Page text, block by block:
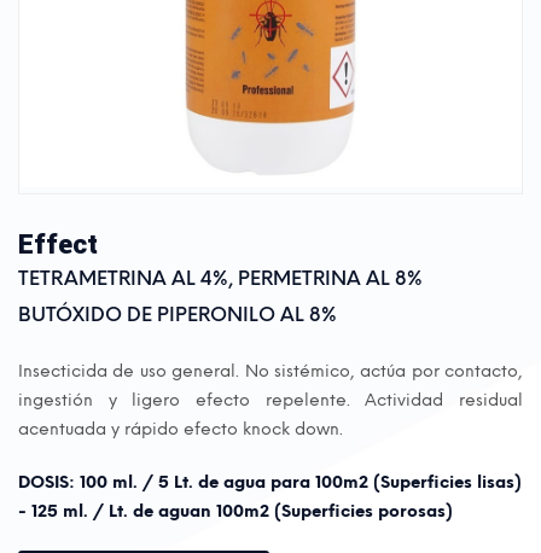
Effect
TETRAMETRINA AL 4%, PERMETRINA AL 8%
BUTÓXIDO DE PIPERONILO AL 8%
Insecticida de uso general. No sistémico, actúa por contacto,
ingestión y ligero efecto repelente. Actividad residual
acentuada y rápido efecto knock down.
DOSIS: 100 ml. / 5 Lt. de agua para 100m2 (Superficies lisas)
- 125 ml. / Lt. de aguan 100m2 (Superficies porosas)